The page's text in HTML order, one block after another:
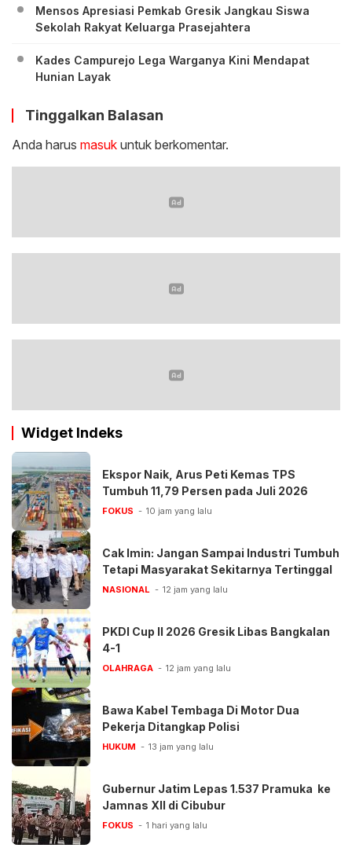
Mensos Apresiasi Pemkab Gresik Jangkau Siswa
Sekolah Rakyat Keluarga Prasejahtera
Kades Campurejo Lega Warganya Kini Mendapat
Hunian Layak
Tinggalkan Balasan
Anda harus masuk untuk berkomentar.
Widget Indeks
Ekspor Naik, Arus Peti Kemas TPS
Tumbuh 11,79 Persen pada Juli 2026
FOKUS 10 jam yang lalu
Cak Imin: Jangan Sampai Industri Tumbuh
Tetapi Masyarakat Sekitarnya Tertinggal
NASIONAL 12 jam yang lalu
PKDI Cup II 2026 Gresik Libas Bangkalan
4-1
OLAHRAGA 12 jam yang lalu
Bawa Kabel Tembaga Di Motor Dua
Pekerja Ditangkap Polisi
HUKUM 13 jam yang lalu
Gubernur Jatim Lepas 1.537 Pramuka ke
Jamnas XII di Cibubur
FOKUS 1 hari yang lalu